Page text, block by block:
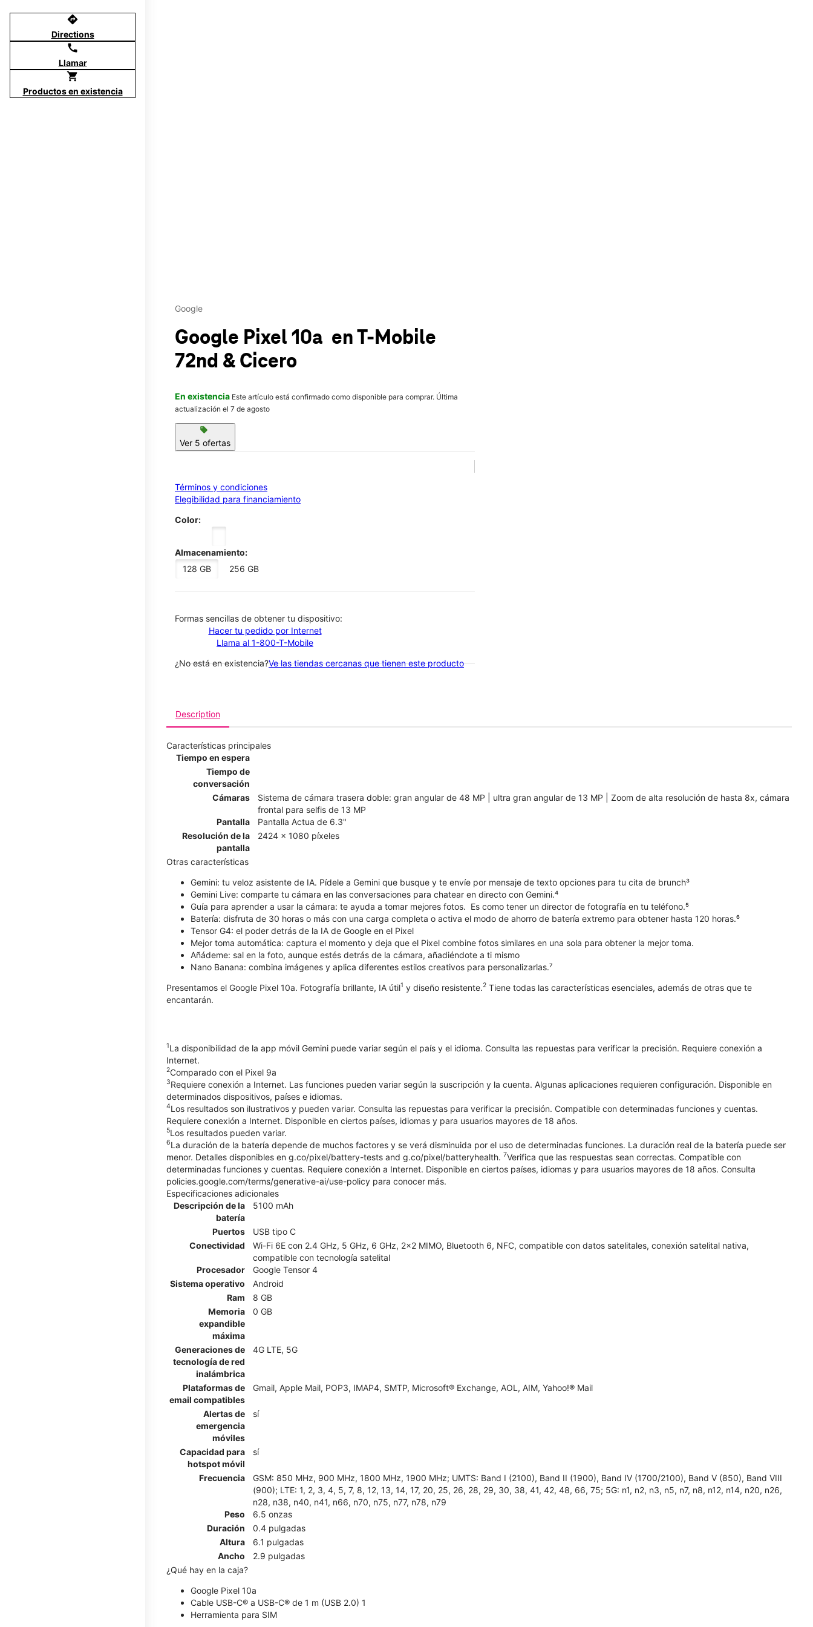
directions
Directions
call
Llamar
shopping_cart
Productos en existencia
Google
Google Pixel 10a en T-Mobile
72nd & Cicero
En existencia Este artículo está confirmado como disponible para comprar. Última
actualización el 7 de agosto
sell
Ver 5 ofertas
Términos y condiciones
Elegibilidad para financiamiento
Color:
Almacenamiento:
128 GB
256 GB
​​​​​​​Formas sencillas de obtener tu dispositivo:
Hacer tu pedido por Internet
Llama al 1-800-T-Mobile
¿No está en existencia?Ve las tiendas cercanas que tienen este producto
Description
Características principales
Tiempo en espera
Tiempo de
conversación
Cámaras
Sistema de cámara trasera doble: gran angular de 48 MP | ultra gran angular de 13 MP | Zoom de alta resolución de hasta 8x, cámara
frontal para selfis de 13 MP
Pantalla
Pantalla Actua de 6.3"
Resolución de la
pantalla
2424 x 1080 píxeles
Otras características
Gemini: tu veloz asistente de IA. Pídele a Gemini que busque y te envíe por mensaje de texto opciones para tu cita de brunch³
Gemini Live: comparte tu cámara en las conversaciones para chatear en directo con Gemini.⁴
Guía para aprender a usar la cámara: te ayuda a tomar mejores fotos. Es como tener un director de fotografía en tu teléfono.⁵
Batería: disfruta de 30 horas o más con una carga completa o activa el modo de ahorro de batería extremo para obtener hasta 120 horas.⁶
Tensor G4: el poder detrás de la IA de Google en el Pixel
​​​​​​​Mejor toma automática: captura el momento y deja que el Pixel combine fotos similares en una sola para obtener la mejor toma.
Añádeme: sal en la foto, aunque estés detrás de la cámara, añadiéndote a ti mismo
Nano Banana: combina imágenes y aplica diferentes estilos creativos para personalizarlas.⁷
Presentamos el Google Pixel 10a. Fotografía brillante, IA útil1 y diseño resistente.2 Tiene todas las características esenciales, además de otras que te
encantarán.
1La disponibilidad de la app móvil Gemini puede variar según el país y el idioma. Consulta las repuestas para verificar la precisión. Requiere conexión a
Internet.
2Comparado con el Pixel 9a
3Requiere conexión a Internet. Las funciones pueden variar según la suscripción y la cuenta. Algunas aplicaciones requieren configuración. Disponible en
determinados dispositivos, países e idiomas.
4Los resultados son ilustrativos y pueden variar. Consulta las repuestas para verificar la precisión. Compatible con determinadas funciones y cuentas.
Requiere conexión a Internet. Disponible en ciertos países, idiomas y para usuarios mayores de 18 años.
5Los resultados pueden variar.
6La duración de la batería depende de muchos factores y se verá disminuida por el uso de determinadas funciones. La duración real de la batería puede ser
menor. Detalles disponibles en g.co/pixel/battery-tests and g.co/pixel/batteryhealth. 7Verifica que las respuestas sean correctas. Compatible con
determinadas funciones y cuentas. Requiere conexión a Internet. Disponible en ciertos países, idiomas y para usuarios mayores de 18 años. Consulta
policies.google.com/terms/generative-ai/use-policy para conocer más.
Especificaciones adicionales
Descripción de la
batería
5100 mAh
Puertos
USB tipo C
Conectividad
Wi-Fi 6E con 2.4 GHz, 5 GHz, 6 GHz, 2x2 MIMO, Bluetooth 6, NFC, compatible con datos satelitales, conexión satelital nativa,
compatible con tecnología satelital
Procesador
Google Tensor 4
Sistema operativo
Android
Ram
8 GB
Memoria
expandible
máxima
0 GB
Generaciones de
tecnología de red
inalámbrica
4G LTE, 5G
Plataformas de
email compatibles
Gmail, Apple Mail, POP3, IMAP4, SMTP, Microsoft® Exchange, AOL, AIM, Yahoo!® Mail
Alertas de
emergencia
móviles
sí
Capacidad para
hotspot móvil
sí
Frecuencia
GSM: 850 MHz, 900 MHz, 1800 MHz, 1900 MHz; UMTS: Band I (2100), Band II (1900), Band IV (1700/2100), Band V (850), Band VIII
(900); LTE: 1, 2, 3, 4, 5, 7, 8, 12, 13, 14, 17, 20, 25, 26, 28, 29, 30, 38, 41, 42, 48, 66, 75; 5G: n1, n2, n3, n5, n7, n8, n12, n14, n20, n26,
n28, n38, n40, n41, n66, n70, n75, n77, n78, n79
Peso
6.5 onzas
Duración
0.4 pulgadas
Altura
6.1 pulgadas
Ancho
2.9 pulgadas
¿Qué hay en la caja?
Google Pixel 10a
Cable USB-C® a USB-C® de 1 m (USB 2.0) 1
Herramienta para SIM